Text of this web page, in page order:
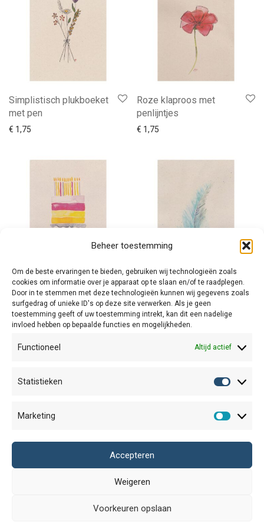
Beheer toestemming
Om de beste ervaringen te bieden, gebruiken wij technologieën zoals
cookies om informatie over je apparaat op te slaan en/of te raadplegen.
Door in te stemmen met deze technologieën kunnen wij gegevens zoals
surfgedrag of unieke ID's op deze site verwerken. Als je geen
toestemming geeft of uw toestemming intrekt, kan dit een nadelige
invloed hebben op bepaalde functies en mogelijkheden.
Functioneel Altijd actief
Statistieken
Marketing
Accepteren
Weigeren
Voorkeuren opslaan
Simplistisch plukboeket
met pen
€ 1,75
Roze klaproos met
penlijntjes
€ 1,75
Taartje
€1,75 -€3,25Prijsklasse: € 1,75 tot € 3,25
Blauwe veer
€1,75
Cookiebeleid